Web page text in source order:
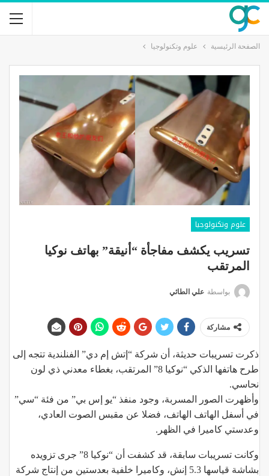
الصفحة الرئيسية علوم وتكنولوجيا
علوم وتكنولوجيا
تسريب يكشف مفاجأة “أنيقة” بهاتف نوكيا
المرتقب
بواسطة علي الطائي
مشاركة
ذكرت تسريبات حديثة، أن شركة “إتش إم دي” الفنلندية تتجه إلى
طرح هاتفها الذكي “نوكيا 8” المرتقب، بغطاء معدني ذي لون
نحاسي.
وأظهرت الصور المسربة، وجود منفذ “يو إس بي” من فئة “سي”
في أسفل الهاتف الهاتف، فضلا عن مقبس الصوت العادي،
وعدستي كاميرا في الظهر.
وكانت تسريبات سابقة، قد كشفت أن “نوكيا 8” جرى تزويده
بشاشة قياسها 5.3 إنش، وكاميرا خلفية بعدستين من إنتاج شركة